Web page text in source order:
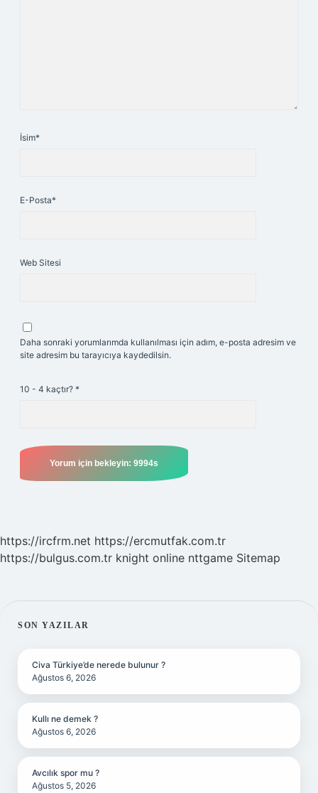
İsim*
E-Posta*
Web Sitesi
Daha sonraki yorumlarımda kullanılması için adım, e-posta adresim ve
site adresim bu tarayıcıya kaydedilsin.
10 - 4 kaçtır? *
https://ircfrm.net https://ercmutfak.com.tr
https://bulgus.com.tr knight online nttgame Sitemap
SIDEBAR
SON YAZILAR
Civa Türkiye’de nerede bulunur ?
Ağustos 6, 2026
Kullı ne demek ?
Ağustos 6, 2026
Avcılık spor mu ?
Ağustos 5, 2026